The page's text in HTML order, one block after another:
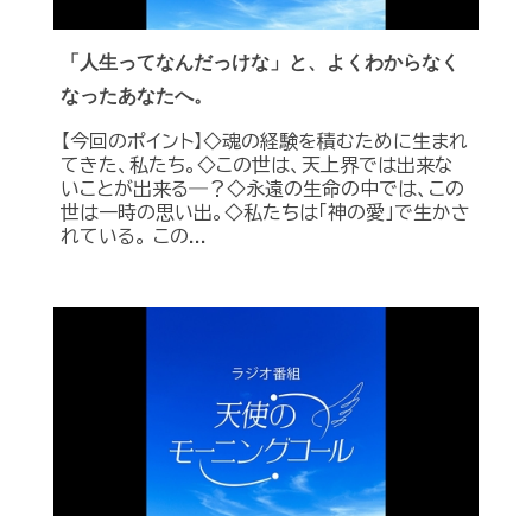
「人生ってなんだっけな」と、よくわからなく
なったあなたへ。
【今回のポイント】◇魂の経験を積むために生まれ
てきた、私たち。◇この世は、天上界では出来な
いことが出来る―？◇永遠の生命の中では、この
世は一時の思い出。◇私たちは「神の愛」で生かさ
れている。 この...